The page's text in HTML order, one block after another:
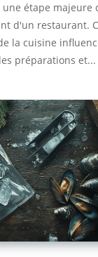
étape majeure
d'un restaurant.
la cuisine
préparations et...